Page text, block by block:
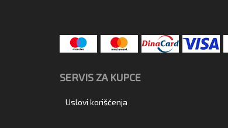
SERVIS ZA KUPCE
Uslovi korišćenja